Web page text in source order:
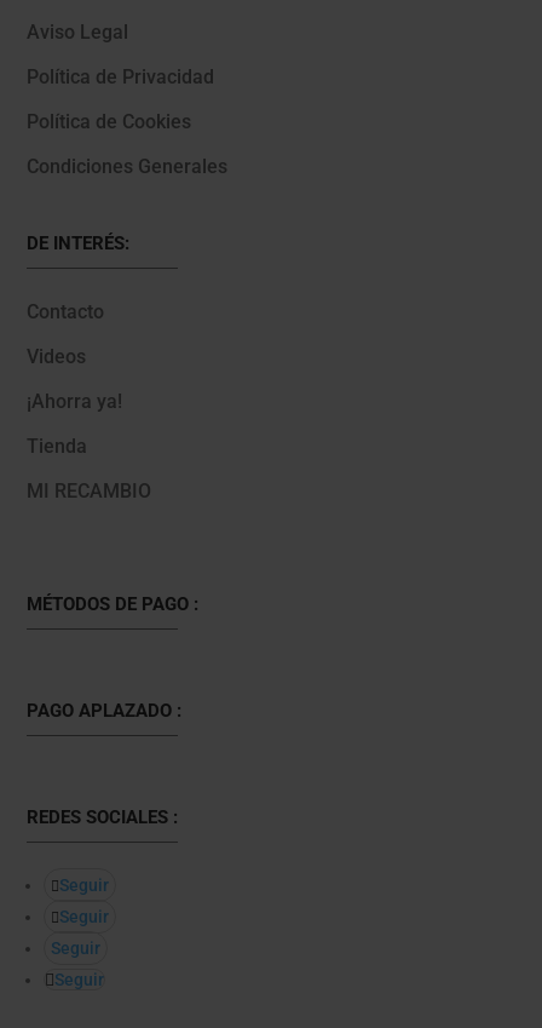
Aviso Legal
Política de Privacidad
Política de Cookies
Condiciones Generales
DE INTERÉS:
Contacto
Videos
¡Ahorra ya!
Tienda
MI RECAMBIO
MÉTODOS DE PAGO :
PAGO APLAZADO :
REDES SOCIALES :
Seguir
Seguir
Seguir
Seguir